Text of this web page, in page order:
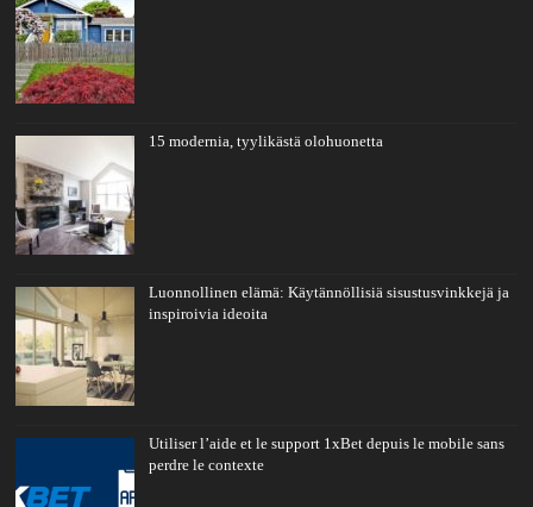
15 modernia, tyylikästä olohuonetta
Luonnollinen elämä: Käytännöllisiä sisustusvinkkejä ja
inspiroivia ideoita
Utiliser l’aide et le support 1xBet depuis le mobile sans
perdre le contexte